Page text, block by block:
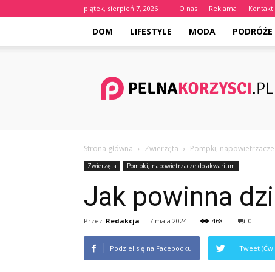
piątek, sierpień 7, 2026 O nas Reklama Kontakt
DOM LIFESTYLE MODA PODRÓŻE
Strona główna Zwierzęta Pompki,
Zwierzęta Pompki, napowietrzacze do akwarium
Jak powinna
Przez Redakcja - 7 maja 2024 468 0
Podziel się na Facebooku Tweet